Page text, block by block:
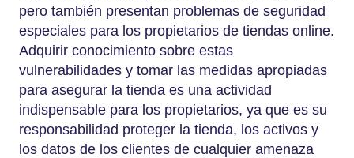
pero también presentan problemas de seguridad
especiales para los propietarios de tiendas online.
Adquirir conocimiento sobre estas
vulnerabilidades y tomar las medidas apropiadas
para asegurar la tienda es una actividad
indispensable para los propietarios, ya que es su
responsabilidad proteger la tienda, los activos y
los datos de los clientes de cualquier amenaza